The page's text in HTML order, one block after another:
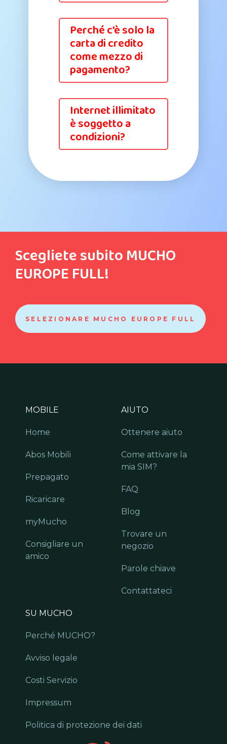
Perché c'è solo la
carta di credito
come mezzo di
pagamento?
Internet illimitato
è soggetto a
condizioni?
Scegliete subito MUCHO
EUROPE FULL!
SELEZIONARE MUCHO EUROPE FULL
MOBILE
Home
Abos Mobili
Prepagato
Ricaricare
myMucho
Consigliare un
amico
AIUTO
Ottenere aiuto
Come attivare la
mia SIM?
FAQ
Blog
Trovare un
negozio
Parole chiave
Contattateci
SU MUCHO
Perché MUCHO?
Avviso legale
Costi Servizio
Impressum
Politica di protezione dei dati